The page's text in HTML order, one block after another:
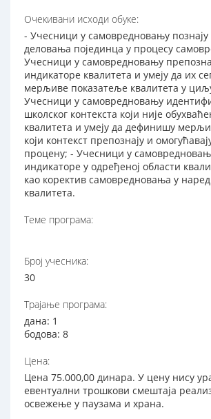
Очекивани исходи обуке:
- Учесници у самовредновању
деловања појединца у процесу
Учесници у самовредновању
индикаторе квалитета и умеју да их
мерљиве показатеље квалитета у
Учесници у самовредновању
школског контекста који није
квалитета и умеју да дефинишу
који контекст препознају и
процену; - Учесници у
индикаторе у одређеној области
као коректив самовредновања у
квалитета.
Теме програма:
Број учесника:
30
Трајање програма:
дана: 1
бодова: 8
Цена:
Цена 75.000,00 динара. У цену нису
евентуални трошкови смештаја
освежење у паузама и храна.